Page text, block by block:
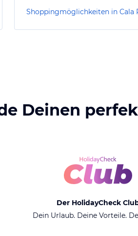
Shoppingmöglichkeiten in Cala
Deinen
Der HolidayCheck
Dein Urlaub. Deine Vorteile.